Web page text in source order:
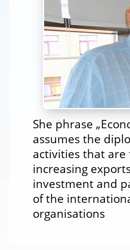
She phrase
assumes the
activities that are
increasing
investment and
of the
organisations